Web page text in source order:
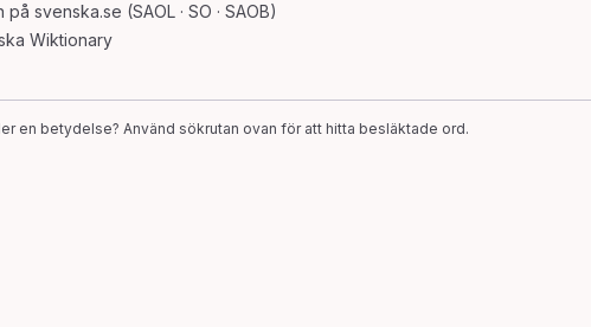
på svenska.se (SAOL · SO · SAOB)
Wiktionary
en betydelse? Använd sökrutan ovan för att hitta besläktade ord.